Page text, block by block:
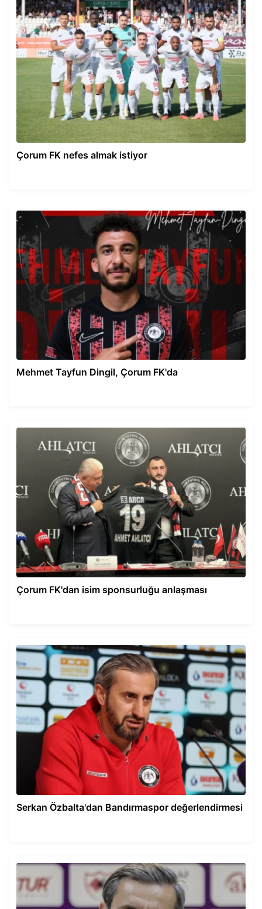
Çorum FK nefes almak istiyor
Mehmet Tayfun Dingil, Çorum FK'da
Çorum FK'dan isim sponsurluğu anlaşması
Serkan Özbalta'dan Bandırmaspor değerlendirmesi